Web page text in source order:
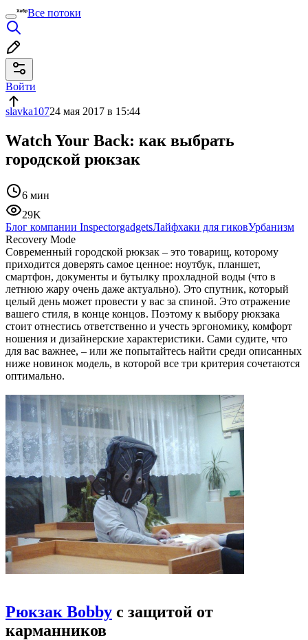
Все потоки
Войти
slavka10724 мая 2017 в 15:44
Watch Your Back: как выбрать
городской рюкзак
6 мин
29K
Блог компании InspectorgadgetsЛайфхаки для гиковУрбанизм
Recovery Mode
Современный городской рюкзак – это товарищ, которому
приходится доверять самое ценное: ноутбук, планшет,
смартфон, документы и бутылку прохладной воды (что в
летнюю жару очень даже актуально). Это спутник, который
целый день может провести у вас за спиной. Это отражение
вашего стиля, в конце концов. Поэтому к выбору рюкзака
стоит отнестись ответственно и учесть эргономику, комфорт
ношения и дизайнерские характеристики. Сами судите, что
для вас важнее, – или же попытайтесь найти среди описанных
ниже новинок модель, в которой все три критерия сочетаются
оптимально.
Рюкзак Bobby с защитой от
карманников